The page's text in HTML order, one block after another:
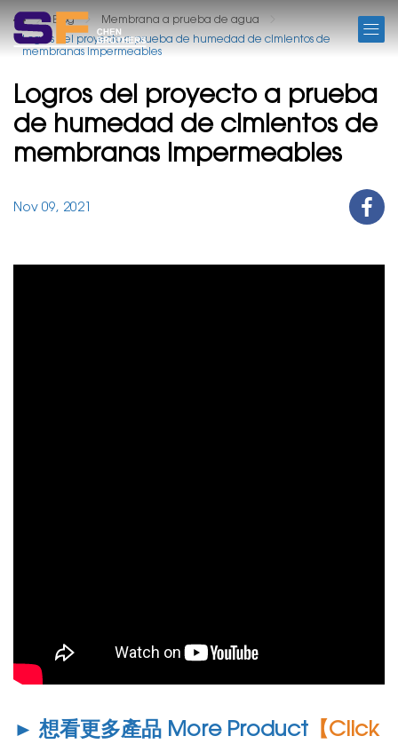
Blog
Membrana a prueba de agua
Logros del proyecto a prueba de humedad de cimientos de
membranas impermeables
Logros del proyecto a prueba
de humedad de cimientos de
membranas impermeables
Nov 09, 2021
► 想看更多產品 More Product 【Click